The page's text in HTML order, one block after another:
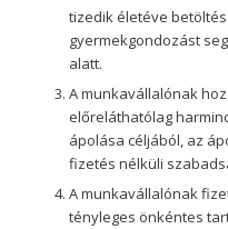
tizedik életéve
gyermekgondozást
alatt.
A munkavállalónak
előreláthatólag
ápolása céljából, az
fizetés nélküli
A munkavállalónak
tényleges önkéntes